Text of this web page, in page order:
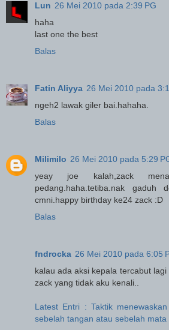
Lun 26 Mei 2010 pada 2:39 PG
haha
last one the best
Balas
Fatin Aliyya 26 Mei 2010 pada
ngeh2 lawak giler bai.hahaha.
Balas
Milimilo 26 Mei 2010 pada 5:29
yeay joe kalah,zack
pedang.haha.tetiba.nak
cmni.happy birthday ke24 zack :D
Balas
fndrocka 26 Mei 2010 pada 6:05
kalau ada aksi kepala tercabut
zack yang tidak aku kenali..
Latest Entri : Taktik
sebelah tangan atau sebelah mata